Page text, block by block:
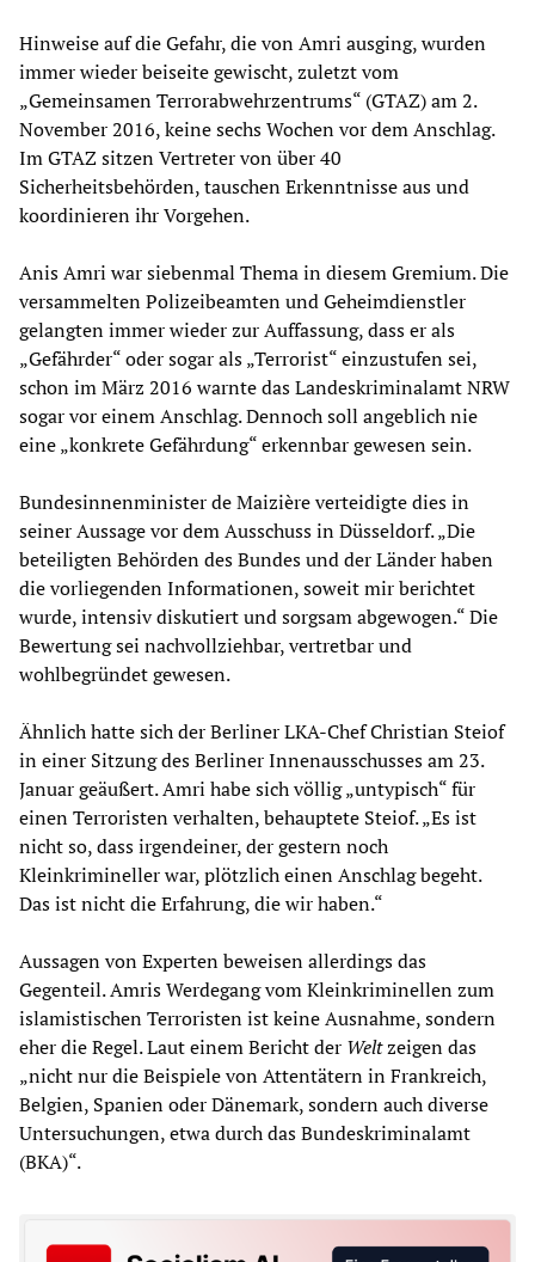
Hinweise auf die Gefahr, die von Amri ausging, wurden
immer wieder beiseite gewischt, zuletzt vom
„Gemeinsamen Terrorabwehrzentrums“ (GTAZ) am 2.
November 2016, keine sechs Wochen vor dem Anschlag.
Im GTAZ sitzen Vertreter von über 40
Sicherheitsbehörden, tauschen Erkenntnisse aus und
koordinieren ihr Vorgehen.
Anis Amri war siebenmal Thema in diesem Gremium. Die
versammelten Polizeibeamten und Geheimdienstler
gelangten immer wieder zur Auffassung, dass er als
„Gefährder“ oder sogar als „Terrorist“ einzustufen sei,
schon im März 2016 warnte das Landeskriminalamt NRW
sogar vor einem Anschlag. Dennoch soll angeblich nie
eine „konkrete Gefährdung“ erkennbar gewesen sein.
Bundesinnenminister de Maizière verteidigte dies in
seiner Aussage vor dem Ausschuss in Düsseldorf. „Die
beteiligten Behörden des Bundes und der Länder haben
die vorliegenden Informationen, soweit mir berichtet
wurde, intensiv diskutiert und sorgsam abgewogen.“ Die
Bewertung sei nachvollziehbar, vertretbar und
wohlbegründet gewesen.
Ähnlich hatte sich der Berliner LKA-Chef Christian Steiof
in einer Sitzung des Berliner Innenausschusses am 23.
Januar geäußert. Amri habe sich völlig „untypisch“ für
einen Terroristen verhalten, behauptete Steiof. „Es ist
nicht so, dass irgendeiner, der gestern noch
Kleinkrimineller war, plötzlich einen Anschlag begeht.
Das ist nicht die Erfahrung, die wir haben.“
Aussagen von Experten beweisen allerdings das
Gegenteil. Amris Werdegang vom Kleinkriminellen zum
islamistischen Terroristen ist keine Ausnahme, sondern
eher die Regel. Laut einem Bericht der Weltzeigen das
„nicht nur die Beispiele von Attentätern in Frankreich,
Belgien, Spanien oder Dänemark, sondern auch diverse
Untersuchungen, etwa durch das Bundeskriminalamt
(BKA)“.